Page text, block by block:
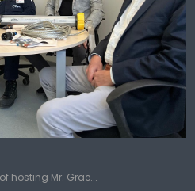
hosting Mr. Grae...